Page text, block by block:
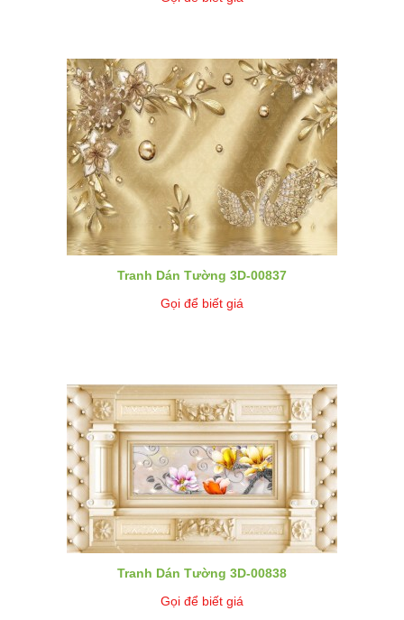
Tranh Dán Tường 3D-00837
Gọi để biết giá
Tranh Dán Tường 3D-00838
Gọi để biết giá